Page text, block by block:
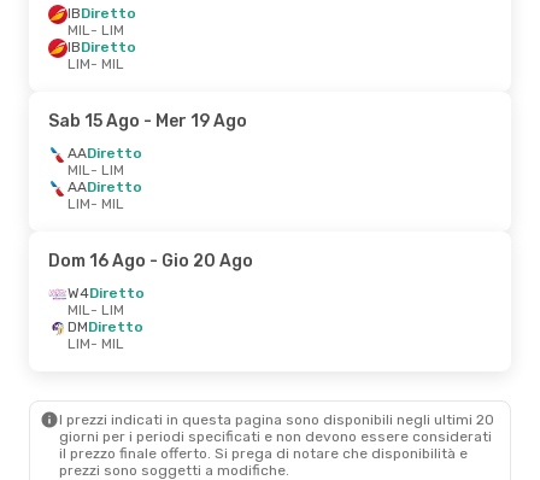
IBDiretto
MIL- LIM
IBDiretto
LIM- MIL
Sab 15 Ago - Mer 19 Ago
AADiretto
MIL- LIM
AADiretto
LIM- MIL
Dom 16 Ago - Gio 20 Ago
W4Diretto
MIL- LIM
DMDiretto
LIM- MIL
I prezzi indicati in questa pagina sono disponibili negli ultimi 20
giorni per i periodi specificati e non devono essere considerati
il ​​prezzo finale offerto. Si prega di notare che disponibilità e
prezzi sono soggetti a modifiche.